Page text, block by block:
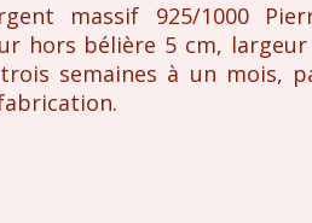
massif 925/1000
hors bélière 5 cm, largeur
semaines à un mois,